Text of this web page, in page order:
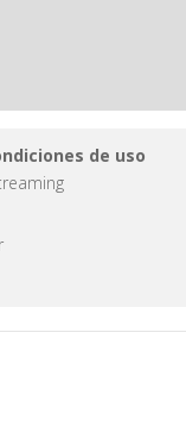
de uso